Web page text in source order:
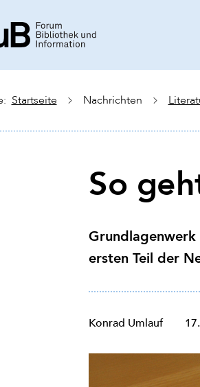
Startseite Nachrichten
So
ersten Teil der
Konrad Umlauf